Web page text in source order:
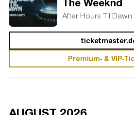
After Hours Til
Premium- & VIP-